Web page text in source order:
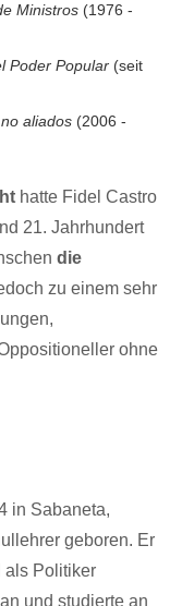
Ministros (1976 -
Poder Popular (seit
aliados (2006 -
hatte Fidel Castro
21. Jahrhundert
die
zu einem sehr
ohne
in Sabaneta,
geboren. Er
als Politiker
und studierte an